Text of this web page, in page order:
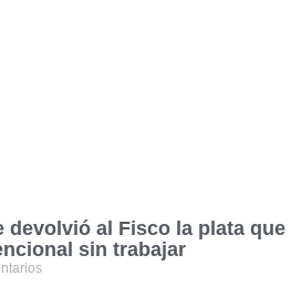
devolvió al Fisco la plata que
sin trabajar